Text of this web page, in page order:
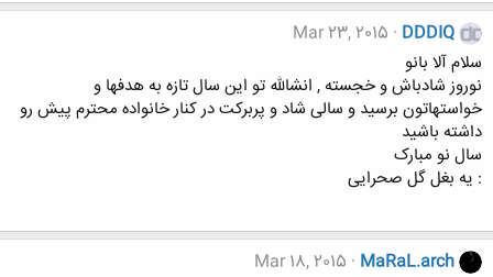
DDDIQ
Mar 23, 2015
سلام آلا بانو
نوروز شادباش و خجسته , انشالله تو این سال تازه به هدفها و
خواستهاتون برسید و سالی شاد و پربرکت در کنار خانواده محترم پیش رو
داشته باشید
سال نو مبارک
: یه بغل گل صحرایی
MaRaL.arch
Mar 18, 2015